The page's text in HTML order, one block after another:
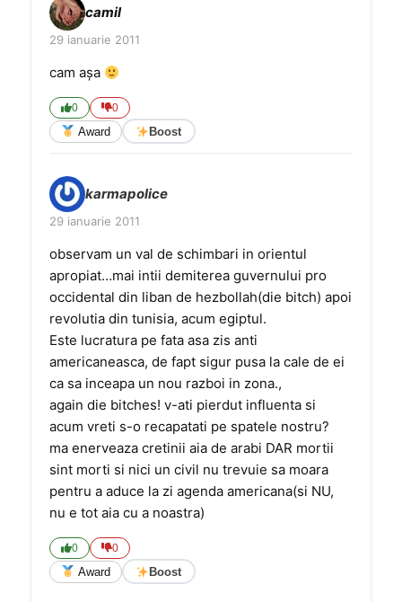
camil
29 ianuarie 2011
cam așa
0 0
Award Boost
karmapolice
29 ianuarie 2011
observam un val de schimbari in orientul
apropiat…mai intii demiterea guvernului pro
occidental din liban de hezbollah(die bitch) apoi
revolutia din tunisia, acum egiptul.
Este lucratura pe fata asa zis anti
americaneasca, de fapt sigur pusa la cale de ei
ca sa inceapa un nou razboi in zona.,
again die bitches! v-ati pierdut influenta si
acum vreti s-o recapatati pe spatele nostru?
ma enerveaza cretinii aia de arabi DAR mortii
sint morti si nici un civil nu trevuie sa moara
pentru a aduce la zi agenda americana(si NU,
nu e tot aia cu a noastra)
0 0
Award Boost